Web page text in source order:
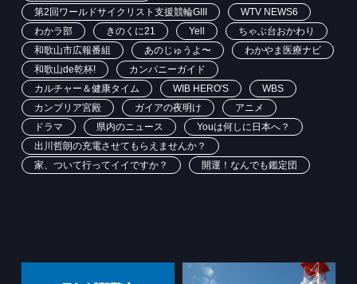
第2回ワールドサイクリスト支援競輪GIII
WTV NEWS6
わかラ部
きのくに21 Yell
ちゃぶ台おかわり
和歌山市広報番組
あのじゅうよ〜
わかやま医療ナビ
和歌山de乾杯!
カンパニーガイド
カルチャー＆健康タイム
WIB HERO'S
WBS
カンブリア宮殿
ガイアの夜明け
アニメ
ドラマ
県内のニュース
Youは何しに日本へ？
出川哲朗の充電させてもらえませんか？
家、ついて行ってイイですか？
開運！なんでも鑑定団